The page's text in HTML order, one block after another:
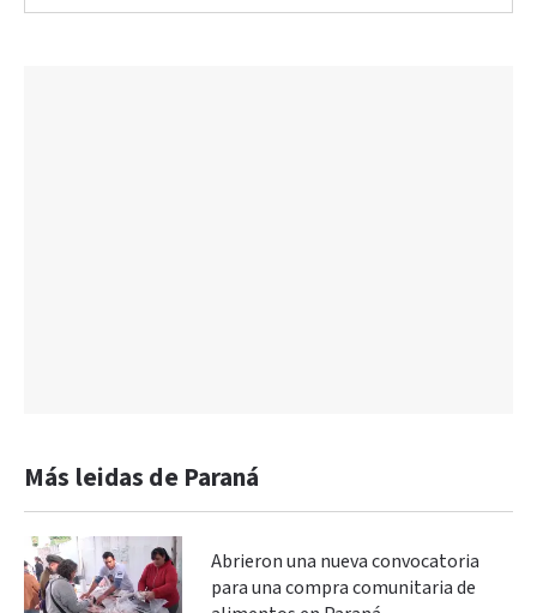
Más leidas de Paraná
Abrieron una nueva convocatoria
para una compra comunitaria de